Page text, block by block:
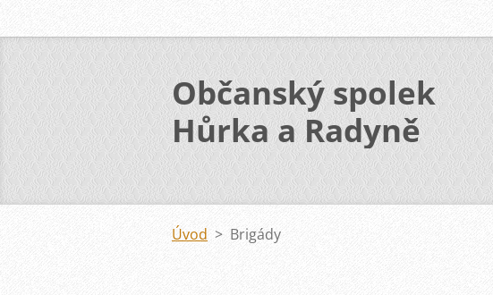
Občanský spolek
Hůrka a Radyně
Úvod > Brigády